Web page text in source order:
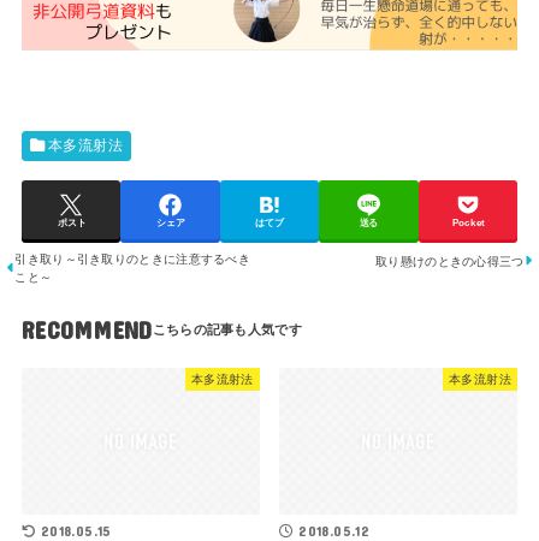
本多流射法
ポスト シェア はてブ 送る Pocket
引き取り～引き取りのときに注意するべき
こと～
取り懸けのときの心得三つ
RECOMMEND
本多流射法
2018.05.15
本多流射法
2018.05.12